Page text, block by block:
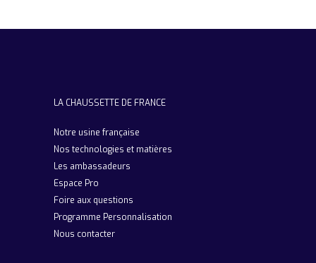
LA CHAUSSETTE DE FRANCE
Notre usine française
Nos technologies et matières
Les ambassadeurs
Espace Pro
Foire aux questions
Programme Personnalisation
Nous contacter